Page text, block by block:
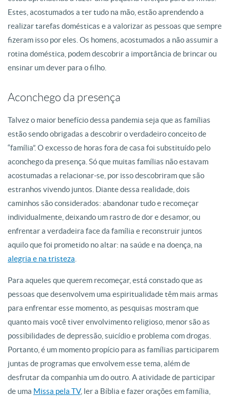
Estes, acostumados a ter tudo na mão, estão aprendendo a
realizar tarefas domésticas e a valorizar as pessoas que sempre
fizeram isso por eles. Os homens, acostumados a não assumir a
rotina doméstica, podem descobrir a importância de brincar ou
ensinar um dever para o filho.
Aconchego da presença
Talvez o maior benefício dessa pandemia seja que as famílias
estão sendo obrigadas a descobrir o verdadeiro conceito de
“família”. O excesso de horas fora de casa foi substituído pelo
aconchego da presença. Só que muitas famílias não estavam
acostumadas a relacionar-se, por isso descobriram que são
estranhos vivendo juntos. Diante dessa realidade, dois
caminhos são considerados: abandonar tudo e recomeçar
individualmente, deixando um rastro de dor e desamor, ou
enfrentar a verdadeira face da família e reconstruir juntos
aquilo que foi prometido no altar: na saúde e na doença, na
alegria e na tristeza
Para aqueles que querem recomeçar, está constado que as
pessoas que desenvolvem uma espiritualidade têm mais armas
para enfrentar esse momento, as pesquisas mostram que
quanto mais você tiver envolvimento religioso, menor são as
possibilidades de depressão, suicídio e problema com drogas.
Portanto, é um momento propício para as famílias participarem
juntas de programas que envolvem esse tema, além de
desfrutar da companhia um do outro. A atividade de participar
de uma Missa pela TV, ler a Bíblia e fazer orações em família,